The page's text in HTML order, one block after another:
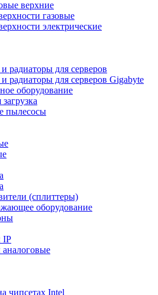
верхние
газовые
электрические
радиаторы для серверов
радиаторы для серверов Gigabyte
оборудование
пылесосы
(сплиттеры)
оборудование
IP
чипсетах Intel